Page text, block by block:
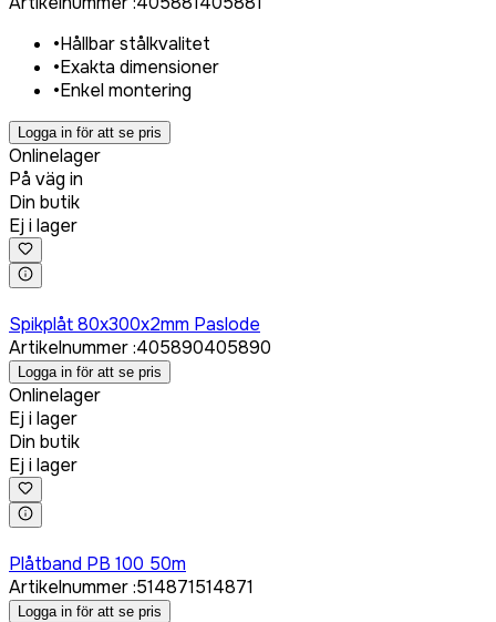
•Hållbar stålkvalitet
•Exakta dimensioner
•Enkel montering
Logga in för att se pris
Onlinelager
På väg in
Din butik
Ej i lager
Spikplåt 80x300x2mm Paslode
Artikelnummer:405890405890
Logga in för att se pris
Onlinelager
Ej i lager
Din butik
Ej i lager
Plåtband PB 100 50m
Artikelnummer:514871514871
Logga in för att se pris